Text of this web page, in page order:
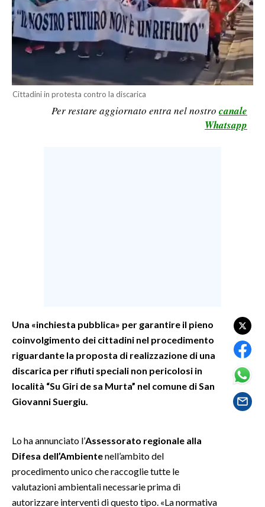
SPORT IN SARDEGNA
SPORT
CALCIO
CALCIO REGIONALE
SARDEGNA TURISMO
SARDI NEL MONDO
NOTIZIE
3 MINUTI CON
INSULARITÀ
Cittadini in protesta contro la discarica
Per restare aggiornato entra nel nostro canale
Whatsapp
Una «inchiesta pubblica» per garantire il pieno
coinvolgimento dei cittadini nel procedimento
riguardante la proposta di realizzazione di una
discarica per rifiuti speciali non pericolosi in
località “Su Giri de sa Murta” nel comune di San
Giovanni Suergiu.
Lo ha annunciato l’Assessorato regionale alla
Difesa dell’Ambientenell’ambito del
procedimento unico che raccoglie tutte le
valutazioni ambientali necessarie prima di
autorizzare interventi di questo tipo. «La normativa